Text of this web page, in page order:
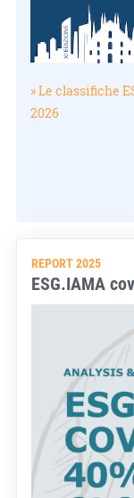
» Le classifiche
2026
REPORT 2025
ESG.IAMA